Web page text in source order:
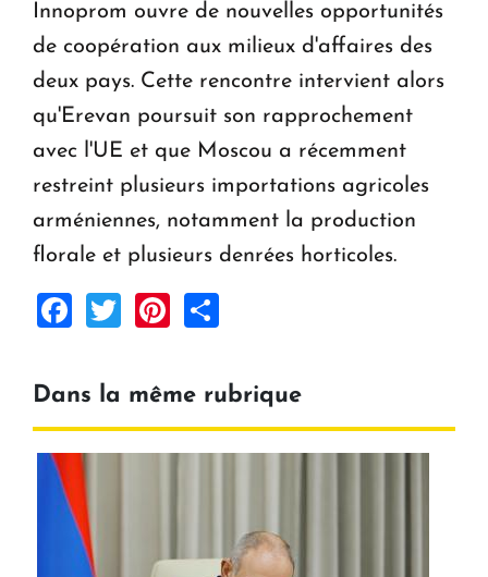
Innoprom ouvre de nouvelles opportunités
de coopération aux milieux d'affaires des
deux pays. Cette rencontre intervient alors
qu'Erevan poursuit son rapprochement
avec l'UE et que Moscou a récemment
restreint plusieurs importations agricoles
arméniennes, notamment la production
florale et plusieurs denrées horticoles.
Facebook
TwitterPinterest
Dans la même rubrique